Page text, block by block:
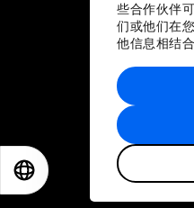
些合作伙伴
们或他们在
他信息相结合